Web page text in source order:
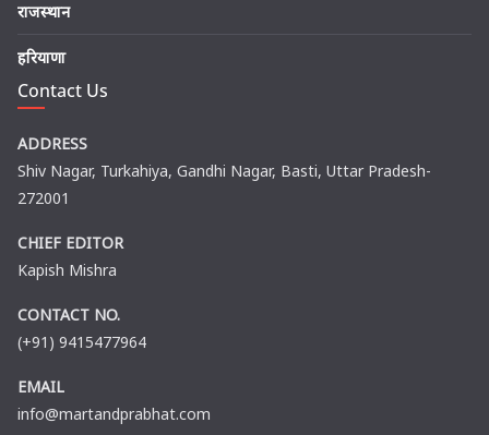
राजस्थान
हरियाणा
Contact Us
ADDRESS
Shiv Nagar, Turkahiya, Gandhi Nagar, Basti, Uttar Pradesh-
272001
CHIEF EDITOR
Kapish Mishra
CONTACT NO.
(+91) 9415477964
EMAIL
info@martandprabhat.com